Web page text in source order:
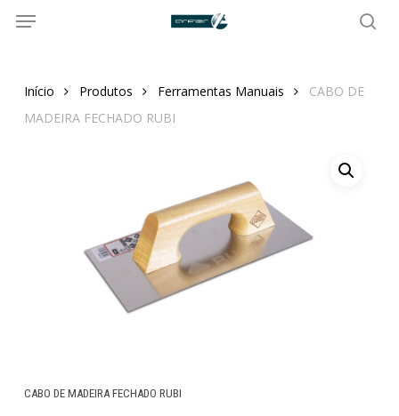
Menu
Início Produtos Ferramentas Manuais
CABO DE
MADEIRA FECHADO RUBI
CABO DE MADEIRA FECHADO RUBI